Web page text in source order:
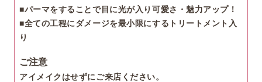
■パーマをすることで目に光が入り可愛さ・魅力アップ！
■全ての工程にダメージを最小限にするトリートメント入
り
ご注意
アイメイクはせずにご来店ください。